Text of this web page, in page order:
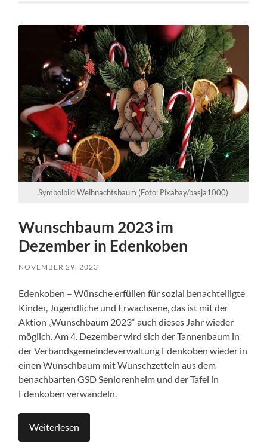
Symbolbild Weihnachtsbaum (Foto: Pixabay/pasja1000)
Wunschbaum 2023 im
Dezember in Edenkoben
NOVEMBER 29, 2023
Edenkoben – Wünsche erfüllen für sozial benachteiligte
Kinder, Jugendliche und Erwachsene, das ist mit der
Aktion „Wunschbaum 2023“ auch dieses Jahr wieder
möglich. Am 4. Dezember wird sich der Tannenbaum in
der Verbandsgemeindeverwaltung Edenkoben wieder in
einen Wunschbaum mit Wunschzetteln aus dem
benachbarten GSD Seniorenheim und der Tafel in
Edenkoben verwandeln.
Weiterlesen